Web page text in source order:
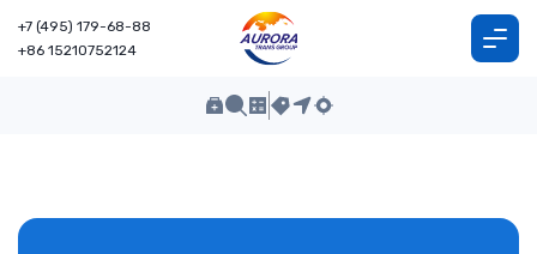
+7 (495) 179-68-88
+86 15210752124